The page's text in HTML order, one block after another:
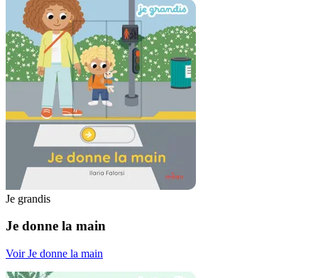
Je grandis
Je donne la main
Voir Je donne la main